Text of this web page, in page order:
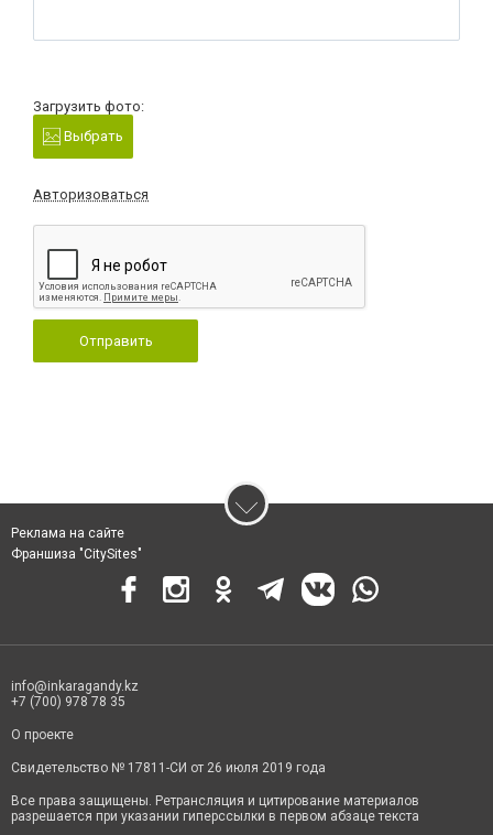
Загрузить фото:
Выбрать
Авторизоваться
Отправить
Реклама на сайте
Франшиза "CitySites"
info@inkaragandy.kz
+7 (700) 978 78 35
О проекте
Свидетельство № 17811-СИ от 26 июля 2019 года
Все права защищены. Ретрансляция и цитирование материалов
разрешается при указании гиперссылки в первом абзаце текста